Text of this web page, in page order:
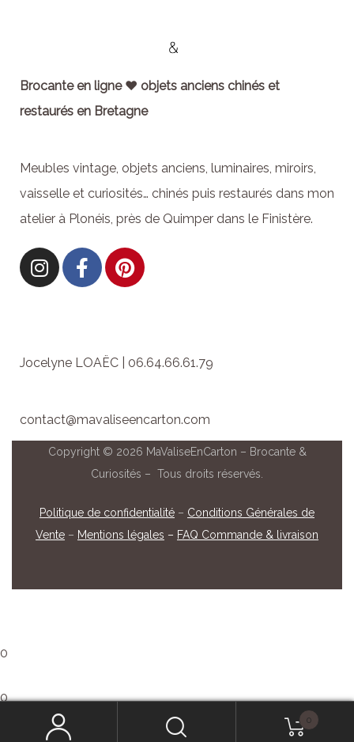
Brocante en ligne ♥ objets anciens chinés et
restaurés en Bretagne
Meubles vintage, objets anciens, luminaires, miroirs,
vaisselle et curiosités… chinés puis restaurés dans mon
atelier à Plonéis, près de Quimper dans le Finistère.
Jocelyne LOAËC | 06.64.66.61.79
contact@mavaliseencarton.com
Copyright © 2026 MaValiseEnCarton – Brocante &
Curiosités – Tous droits réservés.
Politique de confidentialité – Conditions Générales de
Vente – Mentions légales – FAQ Commande & livraison
0
0
Mon panierQue recherchez-vous ? 0